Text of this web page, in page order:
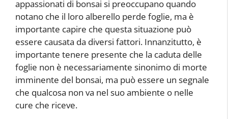
appassionati di bonsai si preoccupano quando
notano che il loro alberello perde foglie, ma è
importante capire che questa situazione può
essere causata da diversi fattori. Innanzitutto, è
importante tenere presente che la caduta delle
foglie non è necessariamente sinonimo di morte
imminente del bonsai, ma può essere un segnale
che qualcosa non va nel suo ambiente o nelle
cure che riceve.